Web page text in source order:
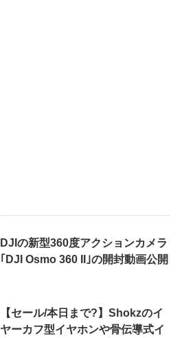
DJIの新型360度アクションカメラ
｢DJI Osmo 360 II｣の開封動画公開
【セール/本日まで?】Shokzのイ
ヤーカフ型イヤホンや骨伝導式イ